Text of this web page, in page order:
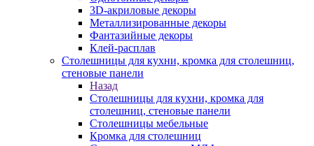
3D-акриловые декоры
Металлизированные декоры
Фантазийные декоры
Клей-расплав
Столешницы для кухни, кромка для столешниц,
стеновые панели
Назад
Столешницы для кухни, кромка для
столешниц, стеновые панели
Столешницы мебельные
Кромка для столешниц